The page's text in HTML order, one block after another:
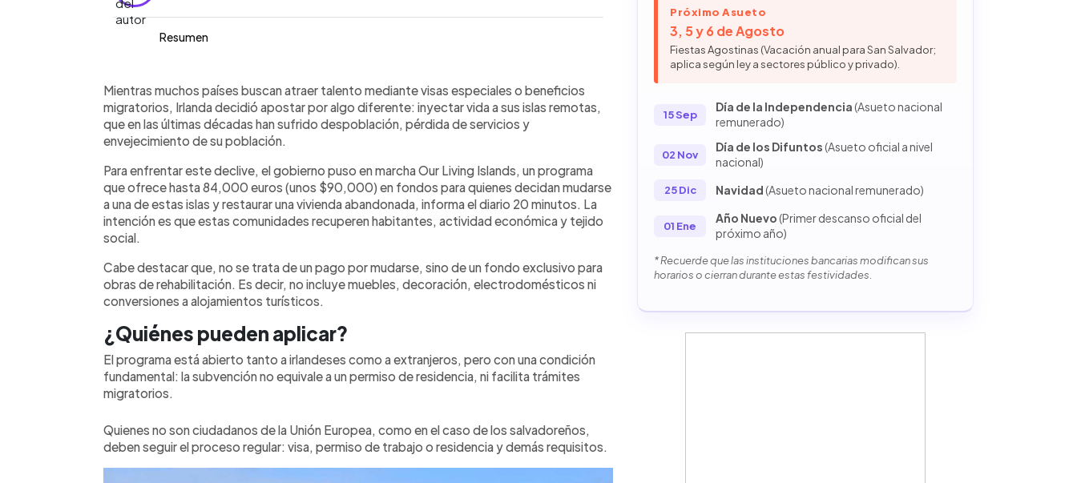
Resumen
Escuchar artículo
Irlanda quiere revitalizar sus islas remotas y ofrece hasta €84,000 para que
restaurés una casa abandonada, sin que esto sustituya permisos
migratorios. El programa aplica a locales y extranjeros, siempre que vivan
allí o alquilen a largo plazo. Las viviendas deben ser antiguas y el dinero solo
limitados y transporte irregular, pero también tranquilidad y naturaleza. Si
buscás un cambio real y cumplís los requisitos migratorios, este proyecto
puede ser una oportunidad única para empezar de cero en un entorno
espectacular y con apoyo estatal claro.
Mientras muchos países buscan atraer talento mediante visas especiales o beneficios
migratorios, Irlanda decidió apostar por algo diferente: inyectar vida a sus islas remotas,
que en las últimas décadas han sufrido despoblación, pérdida de servicios y
envejecimiento de su población.
Para enfrentar este declive, el gobierno puso en marcha Our Living Islands, un programa
que ofrece hasta 84,000 euros (unos $90,000) en fondos para quienes decidan mudarse
a una de estas islas y restaurar una vivienda abandonada, informa el diario 20 minutos. La
intención es que estas comunidades recuperen habitantes, actividad económica y tejido
social.
Cabe destacar que, no se trata de un pago por mudarse, sino de un fondo exclusivo para
obras de rehabilitación. Es decir, no incluye muebles, decoración, electrodomésticos ni
conversiones a alojamientos turísticos.
¿Quiénes pueden aplicar?
El programa está abierto tanto a irlandeses como a extranjeros, pero con una condición
fundamental: la subvención no equivale a un permiso de residencia, ni facilita trámites
migratorios.
Quienes no son ciudadanos de la Unión Europea, como en el caso de los salvadoreños,
deben seguir el proceso regular: visa, permiso de trabajo o residencia y demás requisitos.
Próximo Asueto
3, 5 y 6 de Agosto
Fiestas Agostinas (Vacación anual para San Salvador;
aplica según ley a sectores público y privado).
15 Sep
Día de la Independencia(Asueto nacional
remunerado)
02 Nov
Día de los Difuntos(Asueto oficial a nivel
nacional)
25 Dic Navidad(Asueto nacional remunerado)
01 Ene
Año Nuevo(Primer descanso oficial del
próximo año)
* Recuerde que las instituciones bancarias modifican sus
horarios o cierran durante estas festividades.